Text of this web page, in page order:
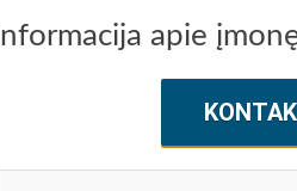
Informacija apie